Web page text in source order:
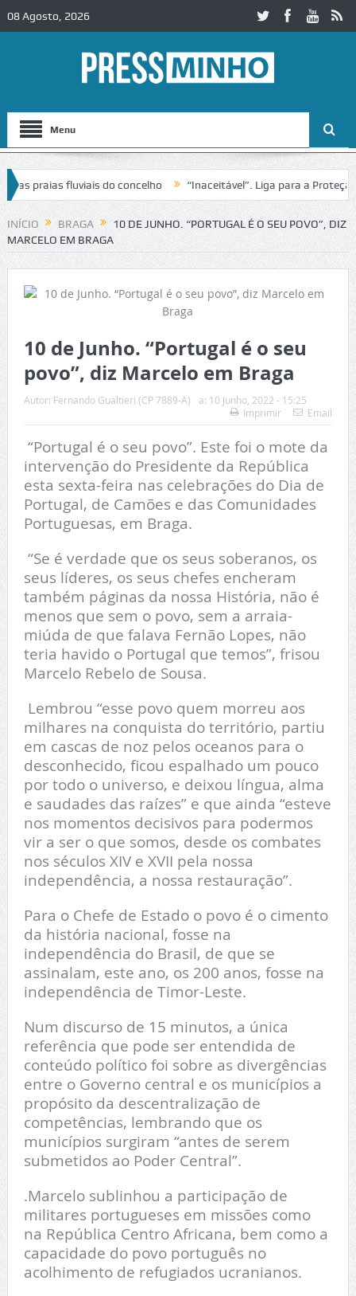
08 Agosto, 2026
Menu
fluviais do concelho “Inaceitável”. Liga para a Proteção da
de trânsito no IC2 em Alcobaça Igreja do Castelo de Cerveira
INÍCIO BRAGA
10 DE JUNHO. “PORTUGAL É O SEU POVO”, DIZ
MARCELO EM BRAGA
10 de Junho. “Portugal é o seu
povo”, diz Marcelo em Braga
Autor: Fernando Gualtieri (CP 7889-A) a: 10 Junho, 2022 - 15:25
Imprimir
Email
“Portugal é o seu povo”. Este foi o mote da
intervenção do Presidente da República
esta sexta-feira nas celebrações do Dia de
Portugal, de Camões e das Comunidades
Portuguesas, em Braga.
“Se é verdade que os seus soberanos, os
seus líderes, os seus chefes encheram
também páginas da nossa História, não é
menos que sem o povo, sem a arraia-
miúda de que falava Fernão Lopes, não
teria havido o Portugal que temos”, frisou
Marcelo Rebelo de Sousa.
Lembrou “esse povo quem morreu aos
milhares na conquista do território, partiu
em cascas de noz pelos oceanos para o
desconhecido, ficou espalhado um pouco
por todo o universo, e deixou língua, alma
e saudades das raízes” e que ainda “esteve
nos momentos decisivos para podermos
vir a ser o que somos, desde os combates
nos séculos XIV e XVII pela nossa
independência, a nossa restauração”.
Para o Chefe de Estado o povo é o cimento
da história nacional, fosse na
independência do Brasil, de que se
assinalam, este ano, os 200 anos, fosse na
independência de Timor-Leste.
Num discurso de 15 minutos, a única
referência que pode ser entendida de
conteúdo político foi sobre as divergências
entre o Governo central e os municípios a
propósito da descentralização de
competências, lembrando que os
municípios surgiram “antes de serem
submetidos ao Poder Central”.
.Marcelo sublinhou a participação de
militares portugueses em missões como
na República Centro Africana, bem como a
capacidade do povo português no
acolhimento de refugiados ucranianos.